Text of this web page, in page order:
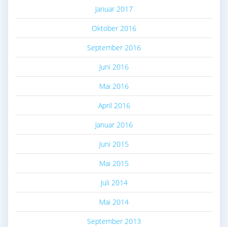
Januar 2017
Oktober 2016
September 2016
Juni 2016
Mai 2016
April 2016
Januar 2016
Juni 2015
Mai 2015
Juli 2014
Mai 2014
September 2013